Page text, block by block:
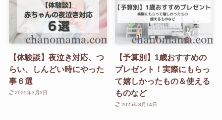
【体験談】夜泣き対応、つ
らい、しんどい時にやった
事６選
2025年3月3日
【予算別】1歳おすすめの
プレゼント！実際にもらっ
て嬉しかったもの＆使える
ものなど
2025年8月14日